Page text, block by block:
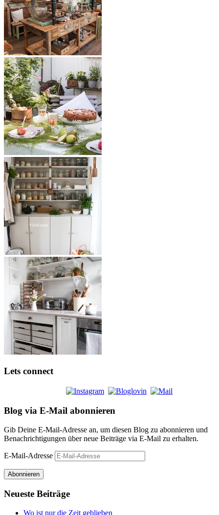
Lets connect
Blog via E-Mail abonnieren
Gib Deine E-Mail-Adresse an, um diesen Blog zu abonnieren und
Benachrichtigungen über neue Beiträge via E-Mail zu erhalten.
E-Mail-Adresse
Abonnieren
Neueste Beiträge
Wo ist nur die Zeit geblieben